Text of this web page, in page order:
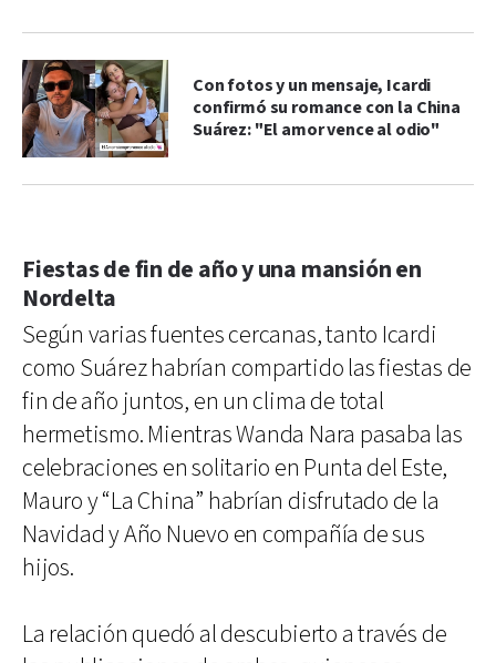
Con fotos y un mensaje, Icardi
confirmó su romance con la China
Suárez: "El amor vence al odio"
Fiestas de fin de año y una mansión en
Nordelta
Según varias fuentes cercanas, tanto Icardi
como Suárez habrían compartido las fiestas de
fin de año juntos, en un clima de total
hermetismo. Mientras Wanda Nara pasaba las
celebraciones en solitario en Punta del Este,
Mauro y “La China” habrían disfrutado de la
Navidad y Año Nuevo en compañía de sus
hijos.
La relación quedó al descubierto a través de